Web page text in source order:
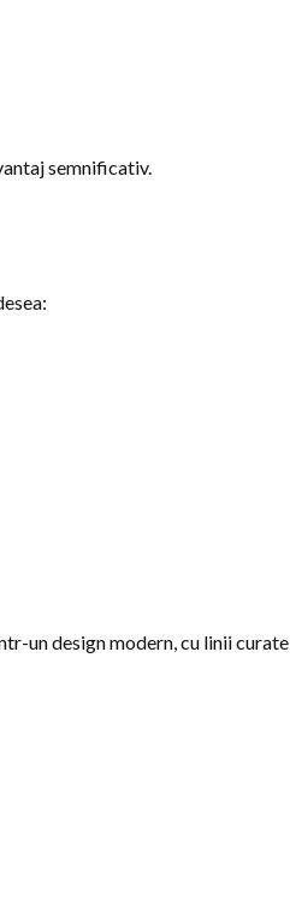
semnificativ.
un design modern, cu linii curate